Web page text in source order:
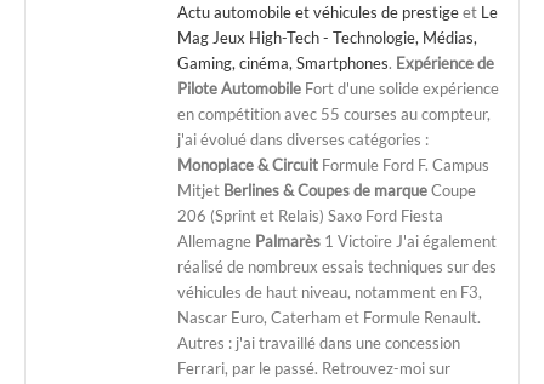
Actu automobile et véhicules de prestigeet Le
Mag Jeux High-Tech - Technologie, Médias,
Gaming, cinéma, Smartphones. Expérience de
Pilote Automobile Fort d'une solide expérience
en compétition avec 55 courses au compteur,
j'ai évolué dans diverses catégories :
Monoplace & Circuit Formule Ford F. Campus
Mitjet Berlines & Coupes de marqueCoupe
206 (Sprint et Relais) Saxo Ford Fiesta
Allemagne Palmarès 1 Victoire J'ai également
réalisé de nombreux essais techniques sur des
véhicules de haut niveau, notamment en F3,
Nascar Euro, Caterham et Formule Renault.
Autres : j'ai travaillé dans une concession
Ferrari, par le passé. Retrouvez-moi sur